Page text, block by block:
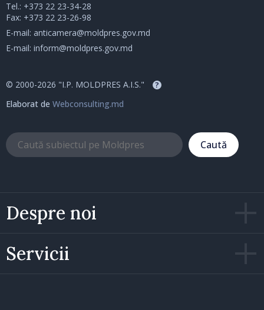
Despre noi
Servicii
Tel.: +373 22 23-34-28
Fax: +373 22 23-26-98
E-mail: anticamera@moldpres.gov.md
E-mail: inform@moldpres.gov.md
© 2000-2026 "I.P. MOLDPRES A.I.S." ?
Elaborat de Webconsulting.md
Caută